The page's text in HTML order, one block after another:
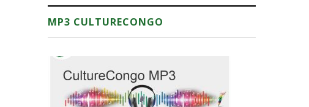
MP3 CULTURECONGO